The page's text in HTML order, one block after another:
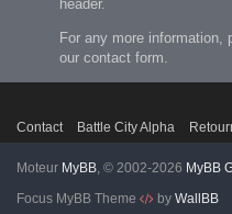
header.
For any more information,
our contact form.
Contact Battle City Alpha
Moteur MyBB, © 2002-2026 MyBB
Focus MyBB Theme
by WallBB